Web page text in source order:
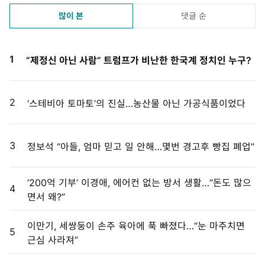
많이 본 댓글 순
1 “제정신 아닌 사람” 트럼프가 비난한 한국계 정치인 누구?
2 ‘스테비아 토마토’의 진실…농산물 아닌 가공식품이었다
3 정보석 “아들, 엄마 믿고 일 안해…몇번 경고후 빵집 폐업”
4
‘200억 기부’ 이경애, 에어컨 없는 방서 생활…“돈도 많으
면서 왜?”
5
이만기, 세쌍둥이 손주 육아에 푹 빠졌다…“눈 마주치면
근심 사라져”